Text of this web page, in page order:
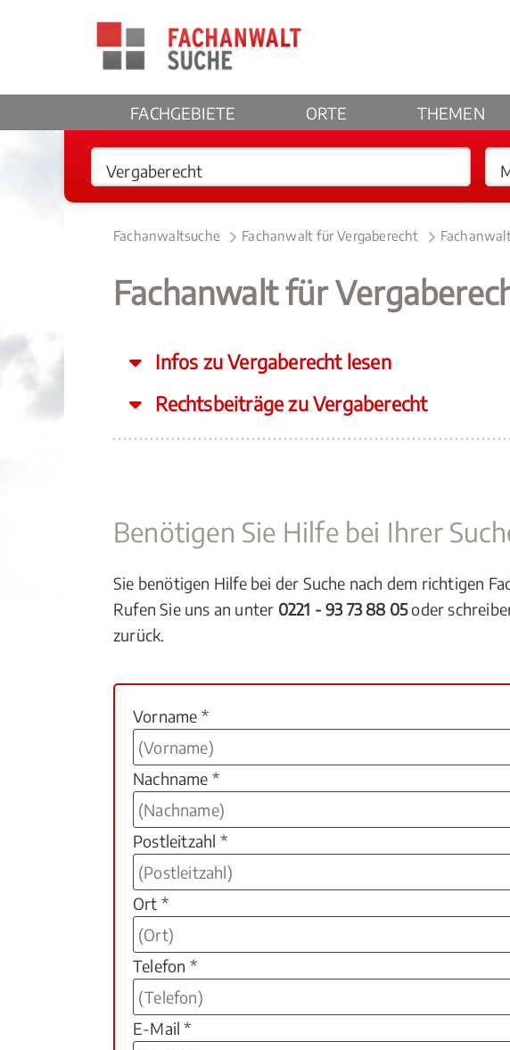
FACHGEBIETE ORTE THEMEN
Fachanwaltsuche Fachanwalt für Vergaberecht
Fachanwalt für
Infos zu Vergaberecht lesen
Rechtsbeiträge zu Vergaberecht
Benötigen Sie Hilfe bei Ihrer
Sie benötigen Hilfe bei der Suche nach dem richtigen
Rufen Sie uns an unter 0221 - 93 73 88 05oder
zurück.
Vorname *
Nachname *
Postleitzahl *
Ort *
Telefon *
E-Mail *